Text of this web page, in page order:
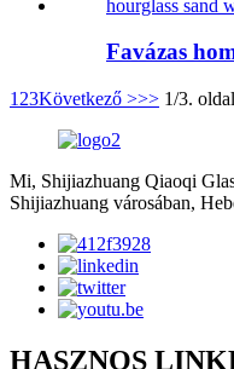
Favázas
1 23Következő >>> 1/3. oldal
Mi, Shijiazhuang Qiaoqi
Shijiazhuang városában,
HASZNOS